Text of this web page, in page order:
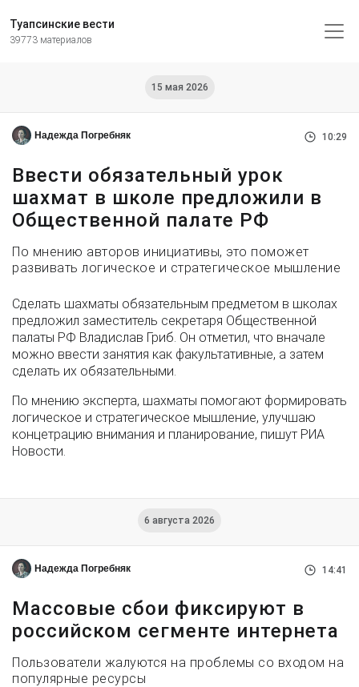
Туапсинские вести
39773 материалов
15 мая 2026
Надежда Погребняк 10:29
Ввести обязательный урок
шахмат в школе предложили в
Общественной палате РФ
По мнению авторов инициативы, это поможет
развивать логическое и стратегическое мышление
Сделать шахматы обязательным предметом в школах
предложил заместитель секретаря Общественной
палаты РФ Владислав Гриб. Он отметил, что вначале
можно ввести занятия как факультативные, а затем
сделать их обязательными.
По мнению эксперта, шахматы помогают формировать
логическое и стратегическое мышление, улучшаю
концетрацию внимания и планирование, пишут РИА
Новости.
6 августа 2026
Надежда Погребняк 14:41
Массовые сбои фиксируют в
российском сегменте интернета
Пользователи жалуются на проблемы со входом на
популярные ресурсы